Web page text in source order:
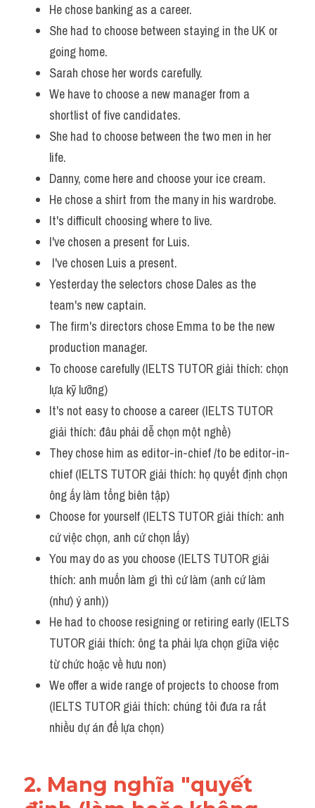
He chose banking as a career.
She had to choose between staying in the UK or
going home.
Sarah chose her words carefully.
We have to choose a new manager from a
shortlist of five candidates.
She had to choose between the two men in her
life.
Danny, come here and choose your ice cream.
He chose a shirt from the many in his wardrobe.
It's difficult choosing where to live.
I've chosen a present for Luis.
I've chosen Luis a present.
Yesterday the selectors chose Dales as the
team's new captain.
The firm's directors chose Emma to be the new
production manager.
To choose carefully (IELTS TUTOR giải thích: chọn
lựa kỹ lưỡng)
It's not easy to choose a career (IELTS TUTOR
giải thích: đâu phải dễ chọn một nghề)
They chose him as editor-in-chief /to be editor-in-
chief (IELTS TUTOR giải thích: họ quyết định chọn
ông ấy làm tổng biên tập)
Choose for yourself (IELTS TUTOR giải thích: anh
cứ việc chọn, anh cứ chọn lấy)
You may do as you choose (IELTS TUTOR giải
thích: anh muốn làm gì thì cứ làm (anh cứ làm
(như) ý anh))
He had to choose resigning or retiring early (IELTS
TUTOR giải thích: ông ta phải lựa chọn giữa việc
từ chức hoặc về hưu non)
We offer a wide range of projects to choose from
(IELTS TUTOR giải thích: chúng tôi đưa ra rất
nhiều dự án để lựa chọn)
2. Mang nghĩa "quyết